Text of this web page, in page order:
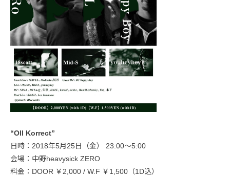
“Oll Korrect”
日時：2018年5月25日（金） 23:00〜5:00
会場：中野heavysick ZERO
料金：DOOR ￥2,000 / W.F ￥1,500（1D込）